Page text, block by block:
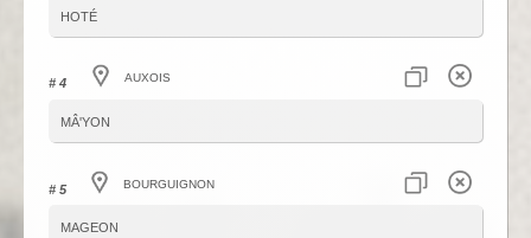
hoté
# 4 Auxois
mâ'yon
# 5 Bourguignon
mageon